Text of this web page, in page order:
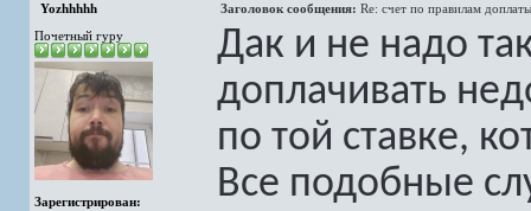
Yozhhhhh Заголовок сообщения: Re: счет по правилам
Почетный гуру
Зарегистрирован:
Дак и не надо
доплачивать
по той ставке,
Все подобные